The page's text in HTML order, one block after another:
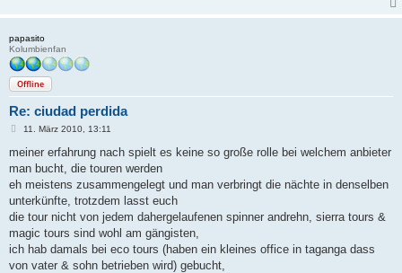
papasito
Kolumbienfan
Offline
Re: ciudad perdida
B
i
r
a
11. März 2010, 13:11
meiner erfahrung nach spielt es keine so große rolle bei welchem anbieter
man bucht, die touren werden
eh meistens zusammengelegt und man verbringt die nächte in denselben
unterkünfte, trotzdem lasst euch
die tour nicht von jedem dahergelaufenen spinner andrehn, sierra tours &
magic tours sind wohl am gängisten,
ich hab damals bei eco tours (haben ein kleines office in taganga dass
von vater & sohn betrieben wird) gebucht,